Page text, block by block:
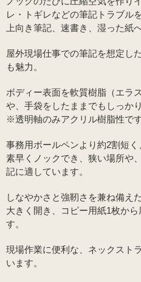
レ・トギレなどの筆記トラブルを
上向き筆記、速書き、湿った紙
屋外現場仕事での筆記を想定し
も魅力。
ボディー表面を軟質樹脂（エラ
や、手袋をしたままでもしっか
※透明軸のみアクリル樹脂性です
事務用ボールペンより約2割短く
素早くノックでき、狭い場所や
記に適しています。
しなやかさと強靭さを兼ね備え
大きく開き、コピー用紙1枚か
す。
現場作業に便利な、ネックスト
います。